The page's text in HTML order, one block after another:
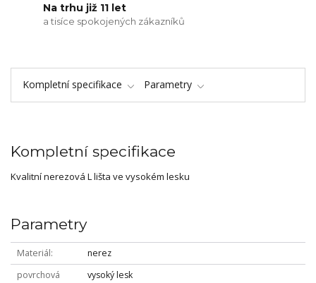
Na trhu již 11 let
a tisíce spokojených zákazníků
Kompletní specifikace Parametry
Kompletní specifikace
Kvalitní nerezová L lišta ve vysokém lesku
Parametry
Materiál
nerez
povrchová
vysoký lesk